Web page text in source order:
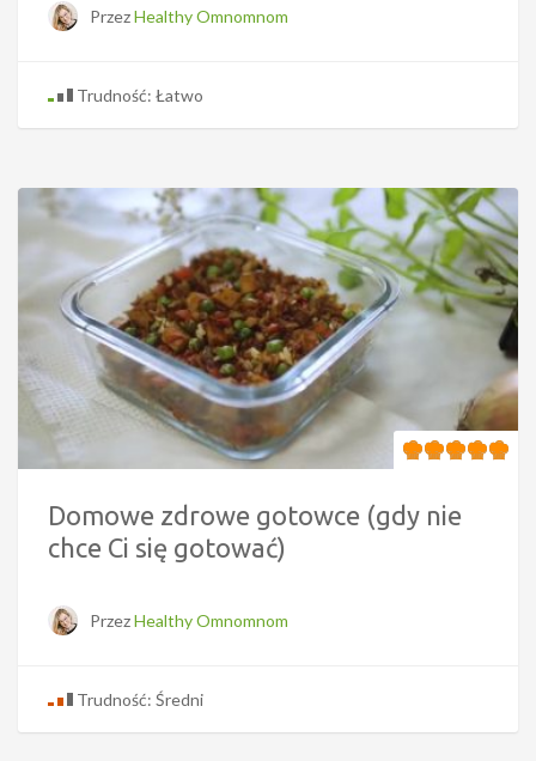
PrzezHealthy Omnomnom
Trudność: Łatwo
Domowe zdrowe gotowce (gdy nie
chce Ci się gotować)
PrzezHealthy Omnomnom
Trudność: Średni